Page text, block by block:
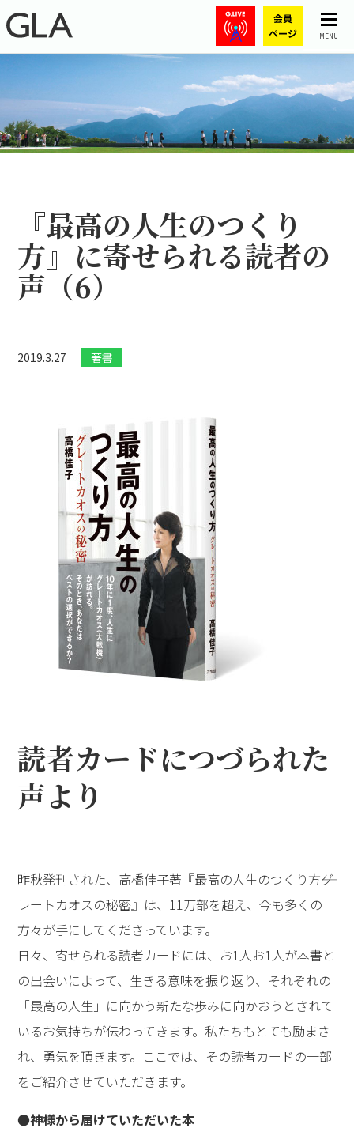
MENU
『最高の人生のつくり
方』に寄せられる読者の
声（6）
2019.3.27 著書
読者カードにつづられた
声より
昨秋発刊された、高橋佳子著『最高の人生のつくり方――グ
レートカオスの秘密』は、11万部を超え、今も多くの
方々が手にしてくださっています。
日々、寄せられる読者カードには、お1人お1人が本書と
の出会いによって、生きる意味を振り返り、それぞれの
「最高の人生」に向かう新たな歩みに向かおうとされて
いるお気持ちが伝わってきます。私たちもとても励まさ
れ、勇気を頂きます。ここでは、その読者カードの一部
をご紹介させていただきます。
●神様から届けていただいた本